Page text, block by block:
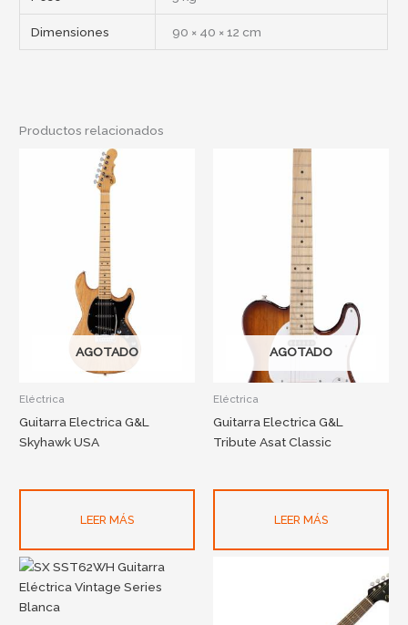
Dimensiones 90 × 40 × 12 cm
Productos relacionados
AGOTADO
Eléctrica
Guitarra Electrica G&L
Skyhawk USA
LEER MÁS
AGOTADO
Eléctrica
Guitarra Electrica G&L
Tribute Asat Classic
LEER MÁS